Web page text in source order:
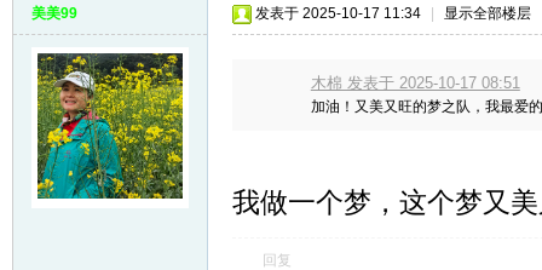
美美99 发表于 2025-10-17 11:34 显示全部楼层
木棉 发表于 2025-10-17 08:51
加油！又美又旺的梦之队，我最爱
我做一个梦，这个梦又
回复